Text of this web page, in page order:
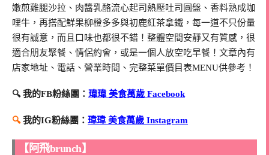
嫩煎雞腿沙拉、肉醬乳酪流心起司熱壓吐司圓盤、香料熟成咖
哩牛，再搭配鮮果柳橙多多與初鹿紅茶拿鐵，每一道不只份量
很有誠意，而且口味也都很不錯！整體空間安靜又有質感，很
適合朋友聚餐、情侶約會，或是一個人放空吃早餐！文章內有
店家地址、電話、營業時間、完整菜單價目表MENU供參考！
🔍 我的FB粉絲團： 瑋瑋 美食萬歲 Facebook
🔍我的IG粉絲團： 瑋瑋 美食萬歲 Instagram
【阿飛brunch】